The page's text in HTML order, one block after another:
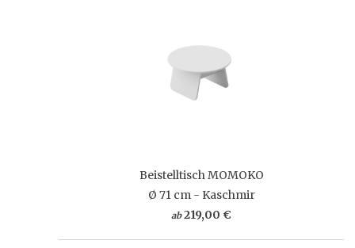
Beistelltisch MOMOKO
Ø 71 cm - Kaschmir
ab 219,00 €